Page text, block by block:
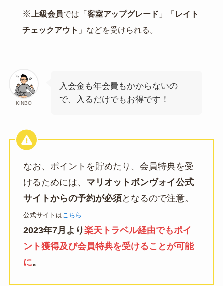
※ 上級会員では「客室アップグレード 」「レイト
チェックアウト 」などを受けられる。
KINBO
入会金も年会費もかからないの
で、入るだけでもお得です！
なお、ポイントを貯めたり、会員特典を受
けるためには、マリオットボンヴォイ公式
サイトからの予約が必須となるので注意。
公式サイトはこちら
2023年7月より楽天トラベル経由でもポイ
ント獲得及び会員特典を受けることが可能
に。